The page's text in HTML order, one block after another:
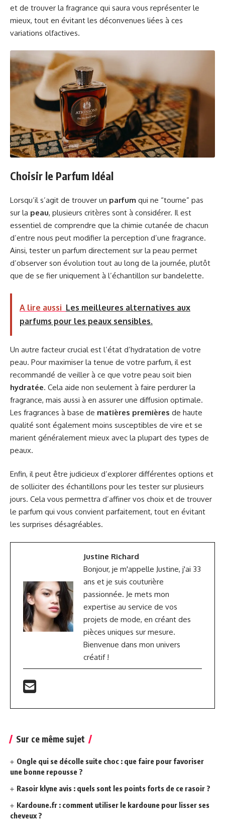
et de trouver la fragrance qui saura vous représenter le
mieux, tout en évitant les déconvenues liées à ces
variations olfactives.
Choisir le Parfum Idéal
Lorsqu’il s’agit de trouver un parfum qui ne “tourne” pas
sur la peau, plusieurs critères sont à considérer. Il est
essentiel de comprendre que la chimie cutanée de chacun
d’entre nous peut modifier la perception d’une fragrance.
Ainsi, tester un parfum directement sur la peau permet
d’observer son évolution tout au long de la journée, plutôt
que de se fier uniquement à l’échantillon sur bandelette.
A lire aussi Les meilleures alternatives aux
parfums pour les peaux sensibles.
Un autre facteur crucial est l’état d’hydratation de votre
peau. Pour maximiser la tenue de votre parfum, il est
recommandé de veiller à ce que votre peau soit bien
hydratée. Cela aide non seulement à faire perdurer la
fragrance, mais aussi à en assurer une diffusion optimale.
Les fragrances à base de matières premières de haute
qualité sont également moins susceptibles de vire et se
marient généralement mieux avec la plupart des types de
peaux.
Enfin, il peut être judicieux d’explorer différentes options et
de solliciter des échantillons pour les tester sur plusieurs
jours. Cela vous permettra d’affiner vos choix et de trouver
le parfum qui vous convient parfaitement, tout en évitant
les surprises désagréables.
Justine Richard
Bonjour, je m'appelle Justine, j'ai 33
ans et je suis couturière
passionnée. Je mets mon
expertise au service de vos
projets de mode, en créant des
pièces uniques sur mesure.
Bienvenue dans mon univers
créatif !
Sur ce même sujet
Ongle qui se décolle suite choc : que faire pour favoriser
une bonne repousse ?
Rasoir klyne avis : quels sont les points forts de ce rasoir ?
Kardoune.fr : comment utiliser le kardoune pour lisser ses
cheveux ?